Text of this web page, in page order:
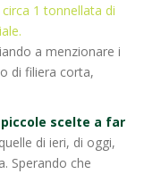
1 tonnellata di
a menzionare i
di filiera corta,
scelte a far
di ieri, di oggi,
Sperando che